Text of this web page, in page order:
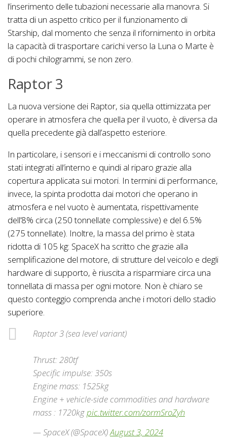
l’inserimento delle tubazioni necessarie alla manovra. Si
tratta di un aspetto critico per il funzionamento di
Starship, dal momento che senza il rifornimento in orbita
la capacità di trasportare carichi verso la Luna o Marte è
di pochi chilogrammi, se non zero.
Raptor 3
La nuova versione dei Raptor, sia quella ottimizzata per
operare in atmosfera che quella per il vuoto, è diversa da
quella precedente già dall’aspetto esteriore.
In particolare, i sensori e i meccanismi di controllo sono
stati integrati all’interno e quindi al riparo grazie alla
copertura applicata sui motori. In termini di performance,
invece, la spinta prodotta dai motori che operano in
atmosfera e nel vuoto è aumentata, rispettivamente
dell’8% circa (250 tonnellate complessive) e del 6.5%
(275 tonnellate). Inoltre, la massa del primo è stata
ridotta di 105 kg: SpaceX ha scritto che grazie alla
semplificazione del motore, di strutture del veicolo e degli
hardware di supporto, è riuscita a risparmiare circa una
tonnellata di massa per ogni motore. Non è chiaro se
questo conteggio comprenda anche i motori dello stadio
superiore.
Raptor 3 (sea level variant)
Thrust: 280tf
Specific impulse: 350s
Engine mass: 1525kg
Engine + vehicle-side commodities and hardware
mass : 1720kgpic.twitter.com/zormSroZyh
— SpaceX (@SpaceX)August 3, 2024